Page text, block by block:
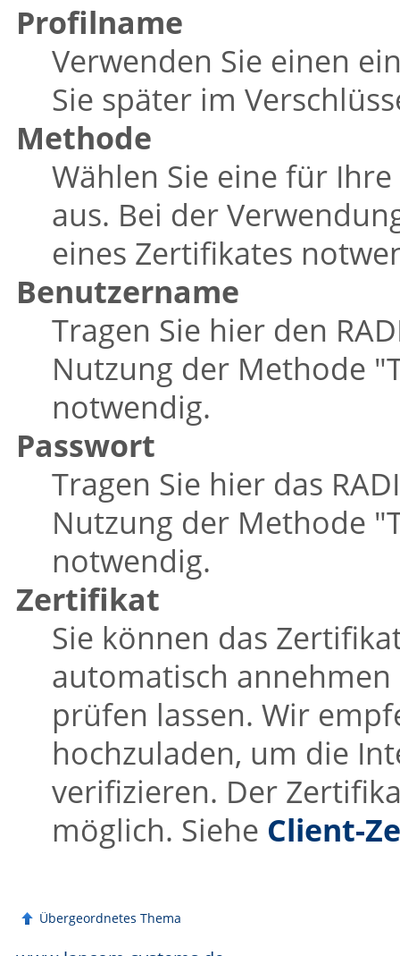
Profilname
Verwenden Sie einen
Sie später im
Methode
Wählen Sie eine für
aus. Bei der
eines Zertifikates
Benutzername
Tragen Sie hier den
Nutzung der Methode
notwendig.
Passwort
Tragen Sie hier das
Nutzung der Methode
notwendig.
Zertifikat
Sie können das
automatisch
prüfen lassen. Wir
hochzuladen, um die
verifizieren. Der
möglich. Siehe Client-
Übergeordnetes Thema